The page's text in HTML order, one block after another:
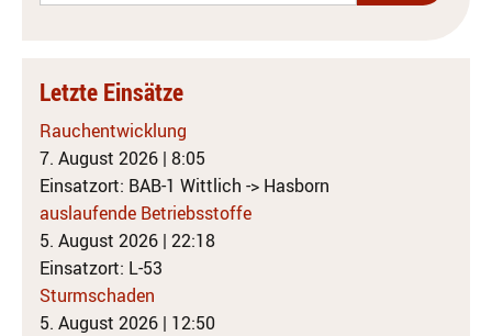
Letzte Einsätze
Rauchentwicklung
7. August 2026 | 8:05
Einsatzort: BAB-1 Wittlich -> Hasborn
auslaufende Betriebsstoffe
5. August 2026 | 22:18
Einsatzort: L-53
Sturmschaden
5. August 2026 | 12:50